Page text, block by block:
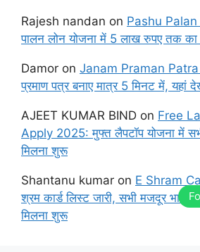
Rajesh nandan on Pashu
पालन लोन योजना में 5 लाख रुपए तक
Damor on Janam Praman
प्रमाण पत्र बनाए मात्र 5 मिनट में,
AJEET KUMAR BIND on Free
Apply 2025: मुफ्त लैपटॉप योजना में
मिलना शुरू
Shantanu kumar on E Shram
श्रम कार्ड लिस्ट जारी, सभी मजदूर
मिलना शुरू